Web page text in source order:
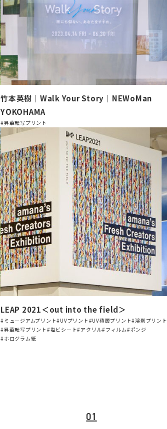
竹本英樹｜Walk Your Story｜NEWoMan
YOKOHAMA
#昇華転写プリント
LEAP 2021＜out into the field＞
#ミュージアムプリント#UVプリント#UV積層プリント#溶剤プリント
#昇華転写プリント#塩ビシート#アクリル#フィルム#ポンジ
#ホログラム紙
01